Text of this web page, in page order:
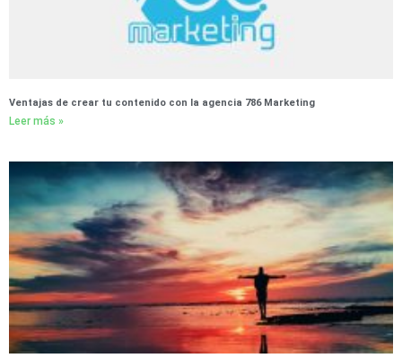
Ventajas de crear tu contenido con la agencia 786 Marketing
Leer más »